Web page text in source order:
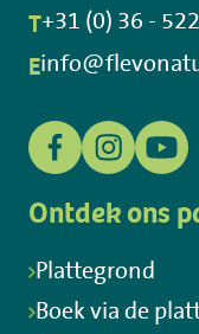
T+31 (0) 36 -
E
Ontdek ons
Plattegrond
Boek via de